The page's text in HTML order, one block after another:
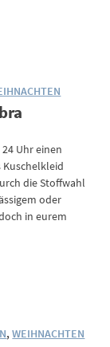
Uhr einen
die Stoffwahl
oder
in eurem
,WEIHNACHTEN